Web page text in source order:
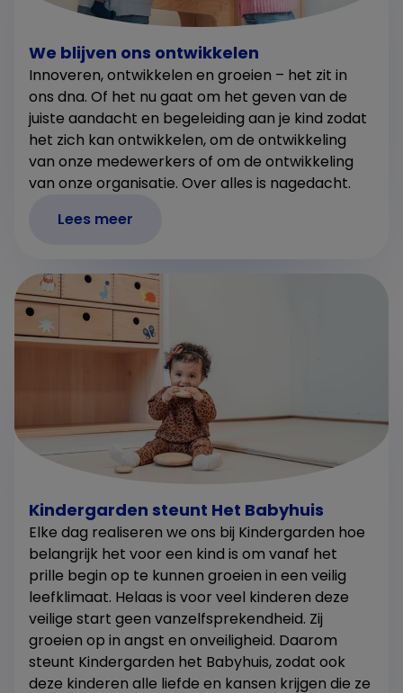
We blijven ons ontwikkelen
Innoveren, ontwikkelen en groeien – het zit in
ons dna. Of het nu gaat om het geven van de
juiste aandacht en begeleiding aan je kind zodat
het zich kan ontwikkelen, om de ontwikkeling
van onze medewerkers of om de ontwikkeling
van onze organisatie. Over alles is nagedacht.
Lees meer
Kindergarden steunt Het Babyhuis
Elke dag realiseren we ons bij Kindergarden hoe
belangrijk het voor een kind is om vanaf het
prille begin op te kunnen groeien in een veilig
leefklimaat. Helaas is voor veel kinderen deze
veilige start geen vanzelfsprekendheid. Zij
groeien op in angst en onveiligheid. Daarom
steunt Kindergarden het Babyhuis, zodat ook
deze kinderen alle liefde en kansen krijgen die ze